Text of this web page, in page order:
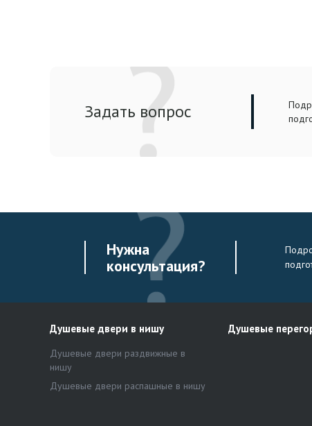
Задать вопрос
Нужна
консультация?
Душевые двери в нишу
Душевые двери раздвижные в
нишу
Душевые двери распашные в нишу
Душевые